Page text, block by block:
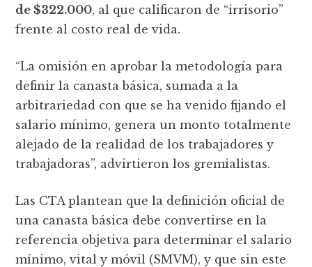
de $322.000, al que calificaron de “irrisorio”
frente al costo real de vida.
“La omisión en aprobar la metodología para
definir la canasta básica, sumada a la
arbitrariedad con que se ha venido fijando el
salario mínimo, genera un monto totalmente
alejado de la realidad de los trabajadores y
trabajadoras”, advirtieron los gremialistas.
Las CTA plantean que la definición oficial de
una canasta básica debe convertirse en la
referencia objetiva para determinar el salario
mínimo, vital y móvil (SMVM), y que sin este